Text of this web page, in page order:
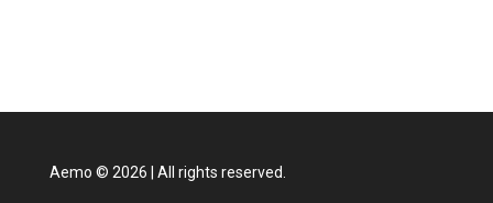
Aemo © 2026 All rights reserved.